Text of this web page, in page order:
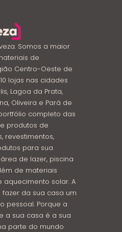
Somos a maior
de
Centro-Oeste de
lojas nas cidades
Lagoa da Prata,
Oliveira e Pará de
completo das
produtos de
revestimentos,
para sua
de lazer, piscina
de materiais
aquecimento solar. A
da sua casa um
pessoal. Porque a
a sua casa é a sua
parte do mundo